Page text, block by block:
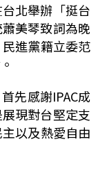
北舉辦「挺台
美琴致詞為晚
進黨籍立委范
先感謝IPAC成
現對台堅定支
以及熱愛自由